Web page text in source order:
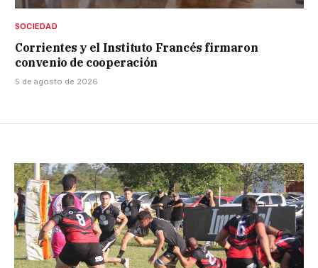
SOCIEDAD
Corrientes y el Instituto Francés firmaron
convenio de cooperación
5 de agosto de 2026